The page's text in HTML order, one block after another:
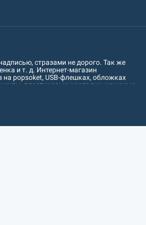
стразами не дорого. Так же
и т. д. Интернет-магазин
на popsoket, USB-флешках, обложках
пластиковые накладки, кожаные
Чернигов, Черновцы, Кировоград,